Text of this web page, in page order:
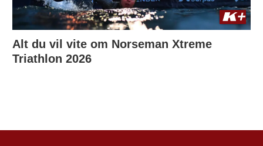
Alt du vil vite om Norseman Xtreme
Triathlon 2026